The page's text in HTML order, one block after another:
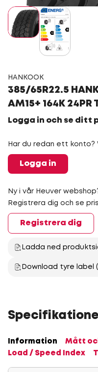
HANKOOK
385/65R22.5
AM15+ 164K 24PR
Logga in och se ditt
Har du redan ett konto?
Logga in
Ny i vår Heuver
Registrera dig och se
Registrera dig
Ladda ned
Download tyre label
Information
Mått
Load / Speed Index